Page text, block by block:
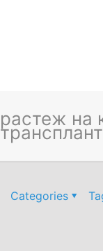
растеж на
Categories